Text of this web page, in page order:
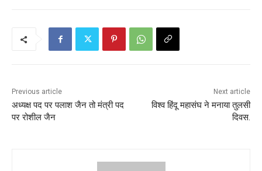
Previous article
अध्यक्ष पद पर पलाश जैन तो मंत्री पद
पर रोशील जैन
Next article
विश्व हिंदू महासंघ ने मनाया तुलसी
दिवस.